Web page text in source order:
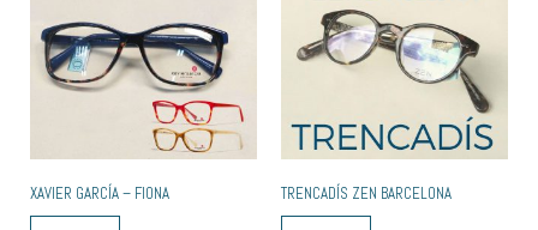
XAVIER GARCÍA – FIONA TRENCADÍS ZEN BARCELONA